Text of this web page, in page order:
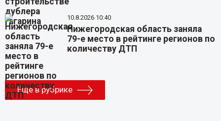
10.8.2026 10:40
Нижегородская область заняла
79-е место в рейтинге регионов по
количеству ДТП
Еще в рубрике